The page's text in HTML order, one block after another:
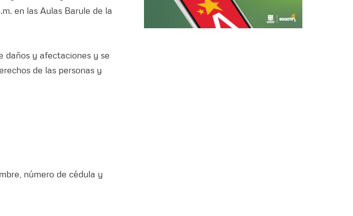
en las Aulas Barule de la
daños y afectaciones y se
de las personas y
número de cédula y